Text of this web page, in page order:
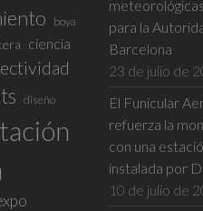
boya
ciencia
diseño
para la
Barcelona
23 de julio de
El Funicular
refuerza la
con una
instalada por
10 de julio de